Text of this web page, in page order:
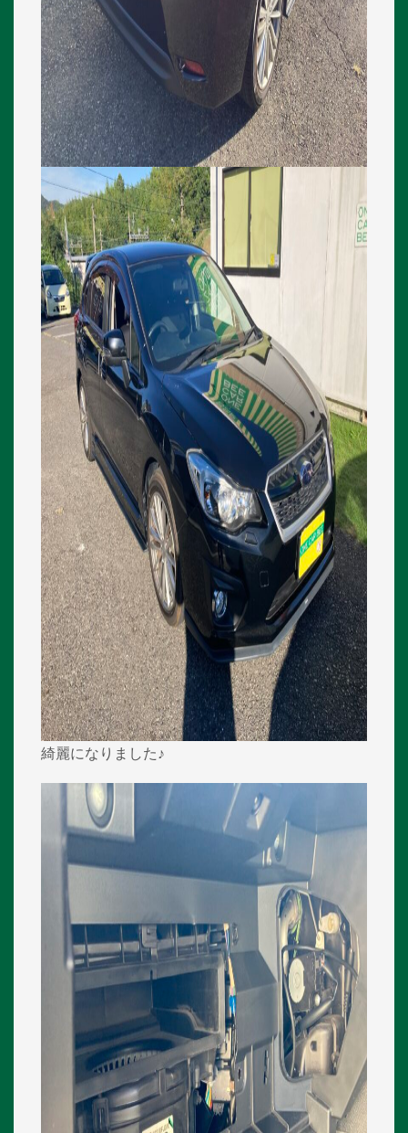
綺麗になりました♪